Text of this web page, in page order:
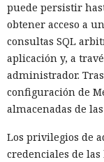
puede persistir
obtener acceso a
consultas SQL
aplicación y, a
administrador.
configuración de
almacenadas de
Los privilegios de
credenciales de